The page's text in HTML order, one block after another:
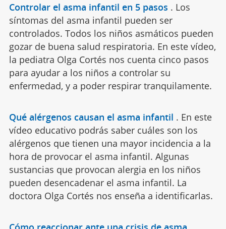
Controlar el asma infantil en 5 pasos . Los
síntomas del asma infantil pueden ser
controlados. Todos los niños asmáticos pueden
gozar de buena salud respiratoria. En este vídeo,
la pediatra Olga Cortés nos cuenta cinco pasos
para ayudar a los niños a controlar su
enfermedad, y a poder respirar tranquilamente.
Qué alérgenos causan el asma infantil . En este
vídeo educativo podrás saber cuáles son los
alérgenos que tienen una mayor incidencia a la
hora de provocar el asma infantil. Algunas
sustancias que provocan alergia en los niños
pueden desencadenar el asma infantil. La
doctora Olga Cortés nos enseña a identificarlas.